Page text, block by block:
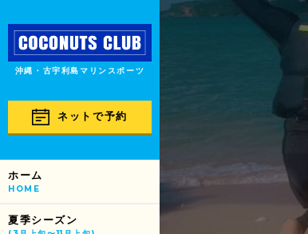
沖縄・古宇利島マリンスポーツ
ネットで予約
ホーム
HOME
夏季シーズン